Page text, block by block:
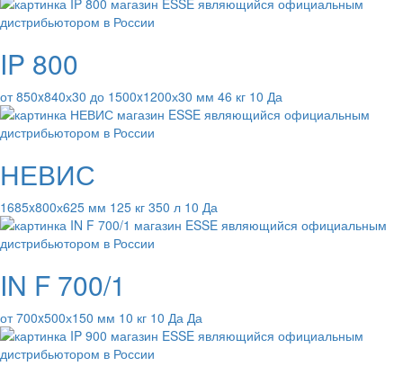
IP 800
от 850x840х30 до 1500x1200х30 мм 46 кг 10 Да
НЕВИС
1685x800х625 мм 125 кг 350 л 10 Да
IN F 700/1
от 700x500х150 мм 10 кг 10 Да Да